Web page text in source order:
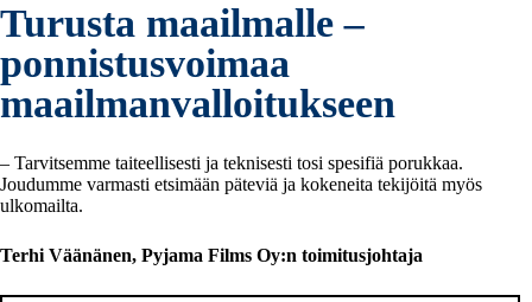
Turusta maailmalle–
ponnistusvoimaa
maailmanvalloitukseen
– Tarvitsemme taiteellisesti ja teknisesti tosi spesifiä porukkaa.
Joudumme varmasti etsimään päteviä ja kokeneita tekijöitä myös
ulkomailta.
Terhi Väänänen, Pyjama Films Oy:n toimitusjohtaja